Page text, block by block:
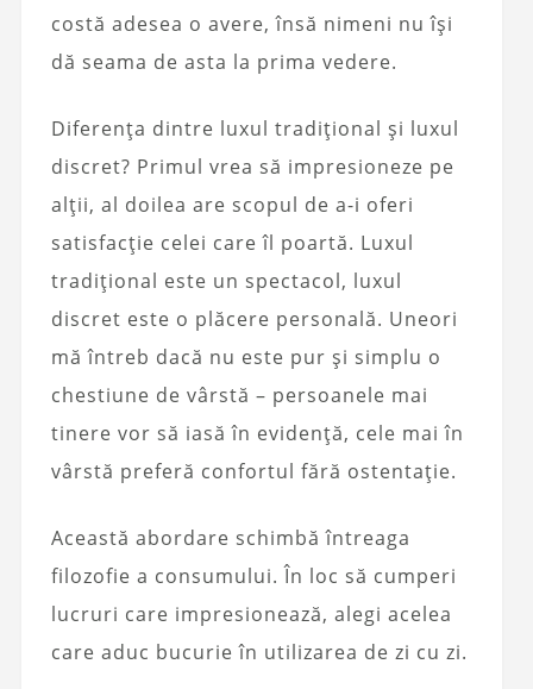
costă adesea o avere, însă nimeni nu își
dă seama de asta la prima vedere.
Diferența dintre luxul tradițional și luxul
discret? Primul vrea să impresioneze pe
alții, al doilea are scopul de a-i oferi
satisfacție celei care îl poartă. Luxul
tradițional este un spectacol, luxul
discret este o plăcere personală. Uneori
mă întreb dacă nu este pur și simplu o
chestiune de vârstă – persoanele mai
tinere vor să iasă în evidență, cele mai în
vârstă preferă confortul fără ostentație.
Această abordare schimbă întreaga
filozofie a consumului. În loc să cumperi
lucruri care impresionează, alegi acelea
care aduc bucurie în utilizarea de zi cu zi.